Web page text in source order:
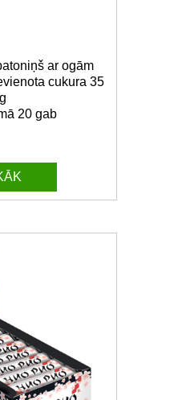
ar ogām
cukura 35
g
20 gab